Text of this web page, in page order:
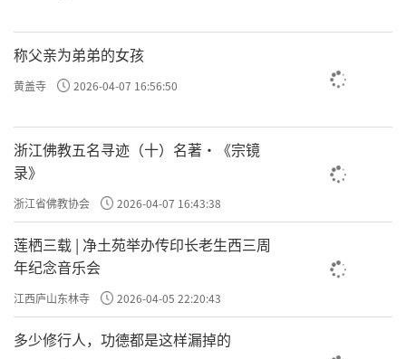
称父亲为弟弟的女孩
黄盖寺 2026-04-07 16:56:50
浙江佛教五名寻迹（十）名著·《宗镜
录》
浙江省佛教协会 2026-04-07 16:43:38
莲栖三载 | 净土苑举办传印长老生西三周
年纪念音乐会
江西庐山东林寺 2026-04-05 22:20:43
多少修行人，功德都是这样漏掉的